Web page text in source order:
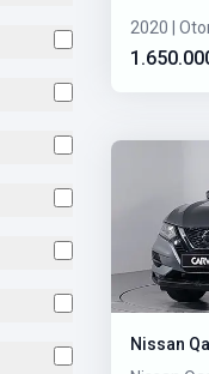
2020 |
Nissan